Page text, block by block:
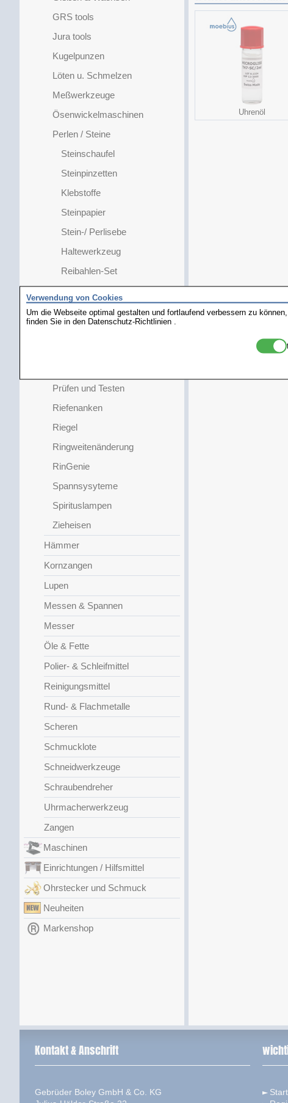
GRS tools
Jura tools
Kugelpunzen
Löten u. Schmelzen
Meßwerkzeuge
Ösenwickelmaschinen
Perlen / Steine
Steinschaufel
Steinpinzetten
Klebstoffe
Steinpapier
Stein-/ Perlisebe
Haltewerkzeug
Reibahlen-Set
Knotwerkzeuge
Perlsortierbretter
Prüfen und Testen
Riefenanken
Riegel
Ringweitenänderung
RinGenie
Spannsysyteme
Spirituslampen
Zieheisen
Hämmer
Kornzangen
Lupen
Messen & Spannen
Messer
Öle & Fette
Polier- & Schleifmittel
Reinigungsmittel
Rund- & Flachmetalle
Scheren
Schmucklote
Schneidwerkzeuge
Schraubendreher
Uhrmacherwerkzeug
Zangen
Maschinen
Einrichtungen / Hilfsmittel
Ohrstecker und Schmuck
Neuheiten
Markenshop
Uhrenöl
Verwendung von Cookies
Um die Webseite optimal gestalten und fortlaufend verbessern zu
finden Sie in den Datenschutz-Richtlinien
Kontakt & Anschrift
Gebrüder Boley GmbH & Co. KG